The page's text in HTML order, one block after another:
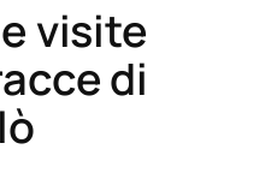
visite
di